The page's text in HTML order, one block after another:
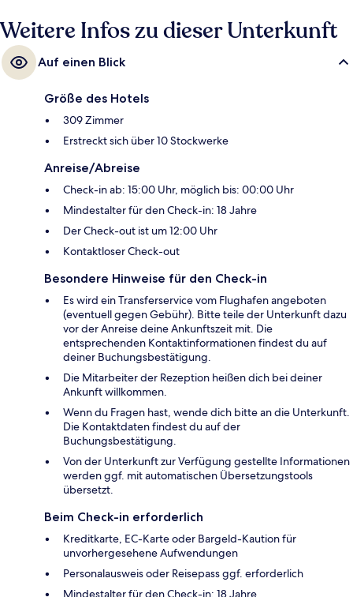
es 5 Minuten und zur Straßenbahnhaltestelle Hala Mirowska 03 5
Minuten.
Weitere Infos zu dieser Unterkunft
Auf einen Blick
Größe des Hotels
309 Zimmer
Erstreckt sich über 10 Stockwerke
Anreise/Abreise
Check-in ab: 15:00 Uhr, möglich bis: 00:00 Uhr
Mindestalter für den Check-in: 18 Jahre
Der Check-out ist um 12:00 Uhr
Kontaktloser Check-out
Besondere Hinweise für den Check-in
Es wird ein Transferservice vom Flughafen angeboten
(eventuell gegen Gebühr). Bitte teile der Unterkunft dazu
vor der Anreise deine Ankunftszeit mit. Die
entsprechenden Kontaktinformationen findest du auf
deiner Buchungsbestätigung.
Die Mitarbeiter der Rezeption heißen dich bei deiner
Ankunft willkommen.
Wenn du Fragen hast, wende dich bitte an die Unterkunft.
Die Kontaktdaten findest du auf der
Buchungsbestätigung.
Von der Unterkunft zur Verfügung gestellte Informationen
werden ggf. mit automatischen Übersetzungstools
übersetzt.
Beim Check-in erforderlich
Kreditkarte, EC-Karte oder Bargeld-Kaution für
unvorhergesehene Aufwendungen
Personalausweis oder Reisepass ggf. erforderlich
Mindestalter für den Check-in: 18 Jahre